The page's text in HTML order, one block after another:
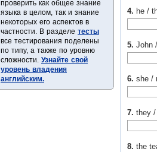
4. he /
5. John
6. she /
7. they /
8. the
проверить как общее знание
языка в целом, так и знание
некоторых его аспектов в
частности. В разделе тесты
все тестирования поделены
по типу, а также по уровню
сложности. Узнайте свой
уровень владения
английским.